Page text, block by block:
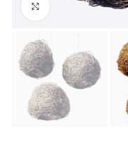
Нажмите, чтобы